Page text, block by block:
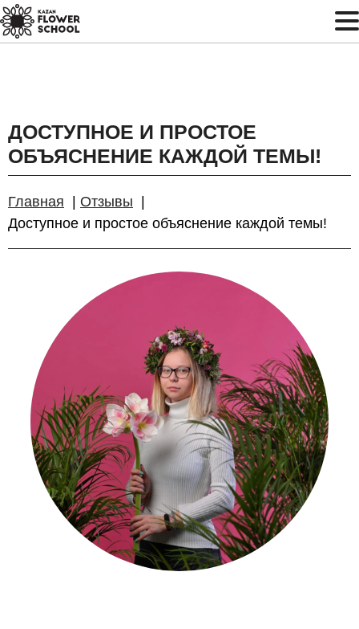
ДОСТУПНОЕ И ПРОСТОЕ
ОБЪЯСНЕНИЕ КАЖДОЙ ТЕМЫ!
Главная
Отзывы
Доступное и простое объяснение каждой темы!